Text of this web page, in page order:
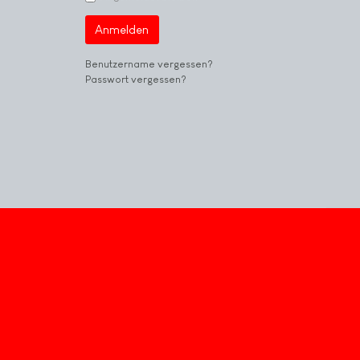
Anmelden
Benutzername vergessen?
Passwort vergessen?